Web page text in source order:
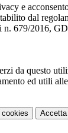
e
dal
n. 679/2016,
da questo
ed utili
cookies